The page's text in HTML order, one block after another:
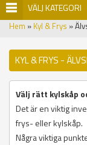
VÄLJ KATEGORI
Hem » Kyl & Frys »
KYL & FRYS -
Välj rätt kylskåp
Det är en viktig
frys- eller kylskåp.
Några viktiga